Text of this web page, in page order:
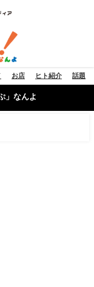
お店 ヒト紹介 話題
」なんよ